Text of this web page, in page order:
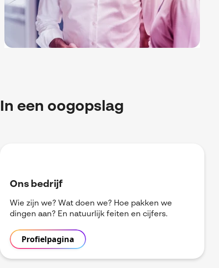
In een oogopslag
Ons bedrijf
Wie zijn we? Wat doen we? Hoe pakken we
dingen aan? En natuurlijk feiten en cijfers.
Profielpagina